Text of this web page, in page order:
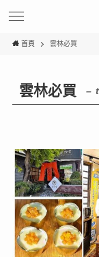
首頁 雲林必買
雲林必買 –